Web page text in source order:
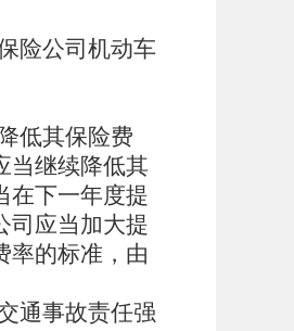
险公司机动车
低其保险费
当继续降低其
在下一年度提
司应当加大提
率的标准，由
通事故责任强